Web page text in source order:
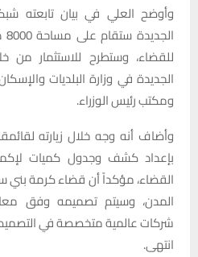
وأوضح العلي في بيان تابعته
للقضاء، وستطرح للاستثمار من
الجديدة في وزارة البلديات
ومكتب رئيس الوزراء.
وأضاف أنه وجه خلال زيارته
بإعداد كشف وجدول كميات
القضاء، مؤكداً أن قضاء كرمة
المدن، وسيتم تصميمه وفق
شركات عالمية متخصصة في التصميم
انتهى.